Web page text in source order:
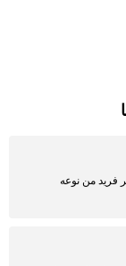
فريد من نوعه